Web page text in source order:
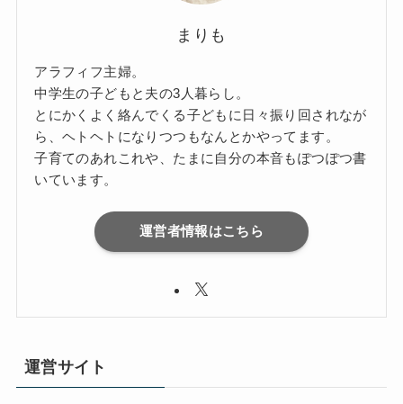
まりも
アラフィフ主婦。
中学生の子どもと夫の3人暮らし。
とにかくよく絡んでくる子どもに日々振り回されなが
ら、ヘトヘトになりつつもなんとかやってます。
子育てのあれこれや、たまに自分の本音もぽつぽつ書
いています。
運営者情報はこちら
運営サイト